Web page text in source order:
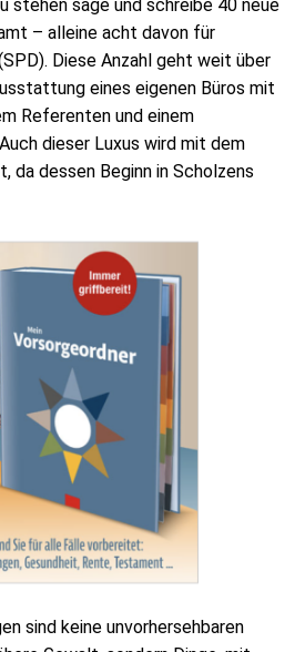
stehen sage und schreibe 40 neue
– alleine acht davon für
Diese Anzahl geht weit über
eines eigenen Büros mit
Referenten und einem
dieser Luxus wird mit dem
da dessen Beginn in Scholzens
sind keine unvorhersehbaren